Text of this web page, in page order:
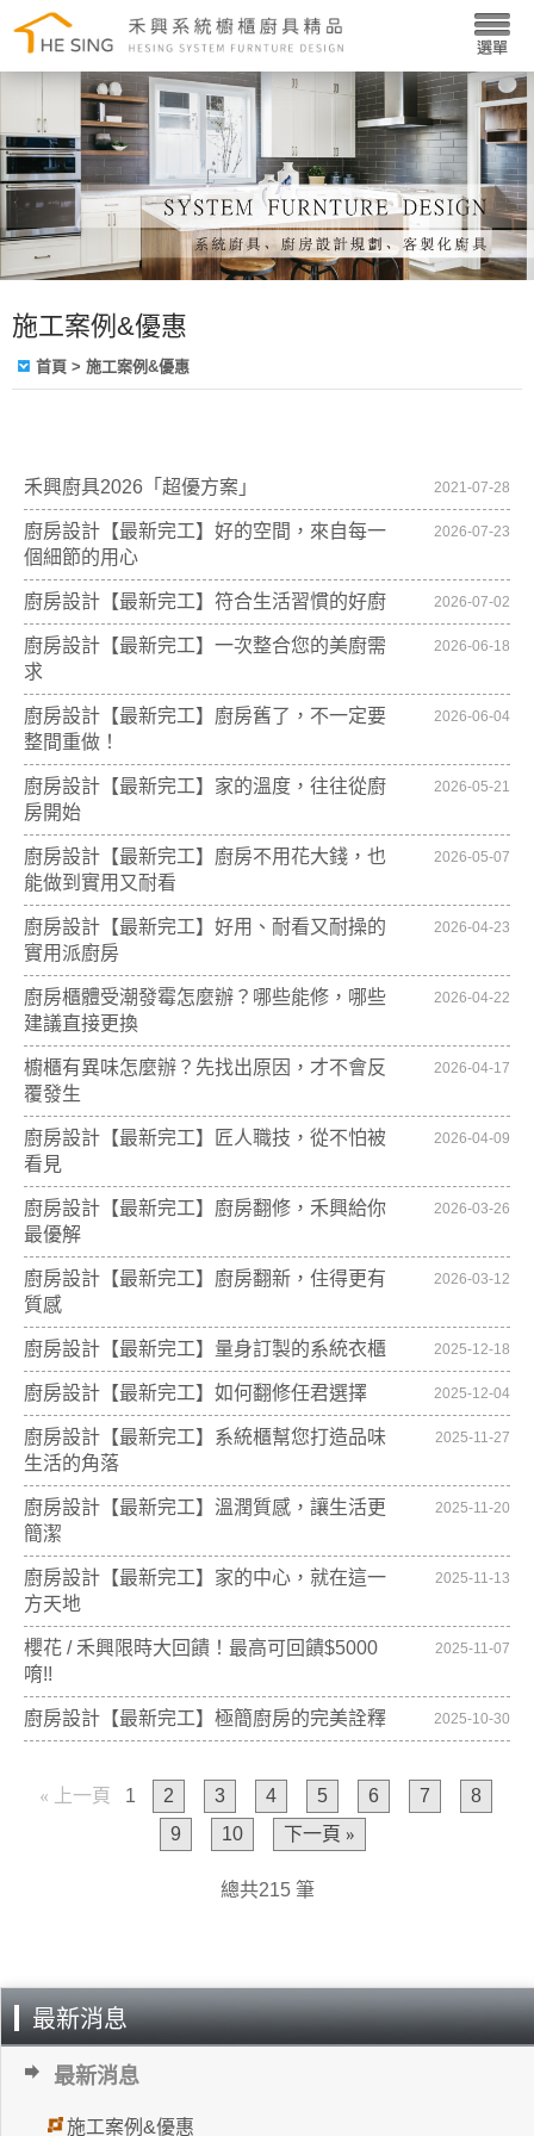
施工案例&優惠
首頁 > 施工案例&優惠
禾興廚具2026「超優方案」 2021-07-28
廚房設計【最新完工】好的空間，來自每一
個細節的用心
2026-07-23
廚房設計【最新完工】符合生活習慣的好廚 2026-07-02
廚房設計【最新完工】一次整合您的美廚需
求
2026-06-18
廚房設計【最新完工】廚房舊了，不一定要
整間重做！
2026-06-04
廚房設計【最新完工】家的溫度，往往從廚
房開始
2026-05-21
廚房設計【最新完工】廚房不用花大錢，也
能做到實用又耐看
2026-05-07
廚房設計【最新完工】好用、耐看又耐操的
實用派廚房
2026-04-23
廚房櫃體受潮發霉怎麼辦？哪些能修，哪些
建議直接更換
2026-04-22
櫥櫃有異味怎麼辦？先找出原因，才不會反
覆發生
2026-04-17
廚房設計【最新完工】匠人職技，從不怕被
看見
2026-04-09
廚房設計【最新完工】廚房翻修，禾興給你
最優解
2026-03-26
廚房設計【最新完工】廚房翻新，住得更有
質感
2026-03-12
廚房設計【最新完工】量身訂製的系統衣櫃 2025-12-18
廚房設計【最新完工】如何翻修任君選擇 2025-12-04
廚房設計【最新完工】系統櫃幫您打造品味
生活的角落
2025-11-27
廚房設計【最新完工】溫潤質感，讓生活更
簡潔
2025-11-20
廚房設計【最新完工】家的中心，就在這一
方天地
2025-11-13
櫻花 / 禾興限時大回饋！最高可回饋$5000
唷!!
2025-11-07
廚房設計【最新完工】極簡廚房的完美詮釋 2025-10-30
« 上一頁 1 2 3 4 5 6 7
8
9
10 下一頁 »
總共215 筆
最新消息
最新消息
施工案例&優惠